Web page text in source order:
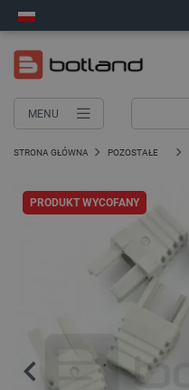
MENU
STRONA GŁÓWNA POZOSTAŁE
PRODUKT WYCOFANY